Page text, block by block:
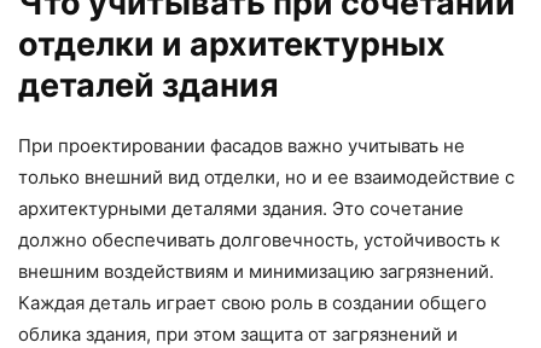
отделки и архитектурных
деталей здания
При проектировании фасадов важно учитывать не
только внешний вид отделки, но и ее взаимодействие с
архитектурными деталями здания. Это сочетание
должно обеспечивать долговечность, устойчивость к
внешним воздействиям и минимизацию загрязнений.
Каждая деталь играет свою роль в создании общего
облика здания, при этом защита от загрязнений и